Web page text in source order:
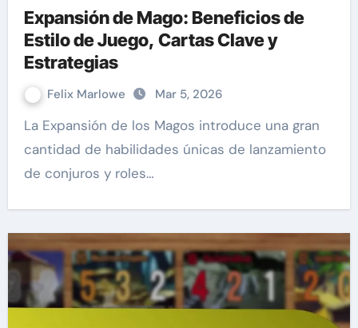
Expansión de Mago: Beneficios de
Estilo de Juego, Cartas Clave y
Estrategias
Felix Marlowe Mar 5, 2026
La Expansión de los Magos introduce una gran
cantidad de habilidades únicas de lanzamiento
de conjuros y roles…